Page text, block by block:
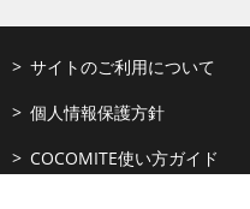
サイトのご利用について
個人情報保護方針
COCOMITE使い方ガイド